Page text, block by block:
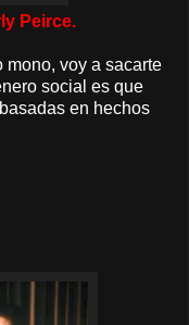
Peirce.
mono, voy a sacarte
social es que
en hechos